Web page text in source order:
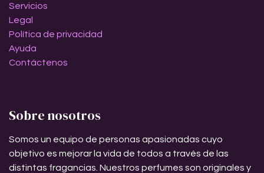
Servicios
Legal
Política de privacidad
Ayuda
Contáctenos
Sobre nosotros
Somos un equipo de personas apasionadas cuyo
objetivo es mejorar la vida de todos a través de las
distintas fragancias. Nuestros perfumes son originales y